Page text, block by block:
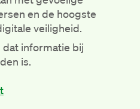
en de hoogste
veiligheid.
informatie bij
is.